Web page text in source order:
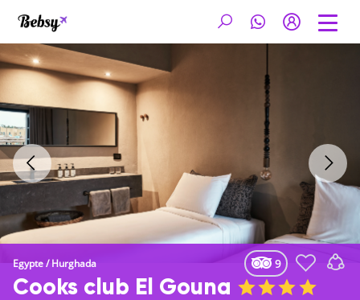
Egypte/Hurghada 9
Cooks club El Gouna